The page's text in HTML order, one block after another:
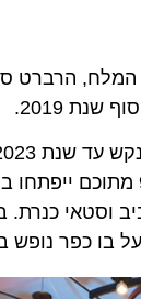
סמואל
כנרת.
כפר נופש